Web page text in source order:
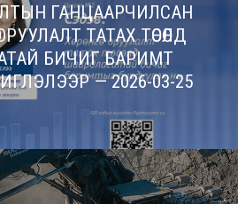
ГАНЦААРЧИЛСАН
ОРУУЛАЛТ ТАТАХ ТӨСӨЛД
БИЧИГ БАРИМТ
— 2026-03-25